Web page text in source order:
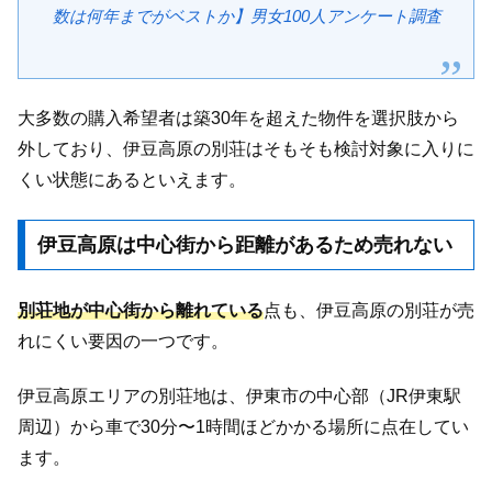
数は何年までがベストか】男女100人アンケート調査
大多数の購入希望者は築30年を超えた物件を選択肢から
外しており、伊豆高原の別荘はそもそも検討対象に入りに
くい状態にあるといえます。
伊豆高原は中心街から距離があるため売れない
別荘地が中心街から離れている点も、伊豆高原の別荘が売
れにくい要因の一つです。
伊豆高原エリアの別荘地は、伊東市の中心部（JR伊東駅
周辺）から車で30分〜1時間ほどかかる場所に点在してい
ます。